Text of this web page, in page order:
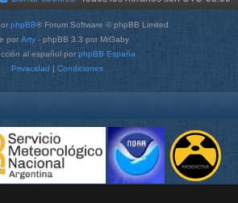
phpBB® Forum Software © phpBB Limited
por Arty - phpBB 3.3 por MrGaby
al español por phpBB España
Privacidad | Condiciones